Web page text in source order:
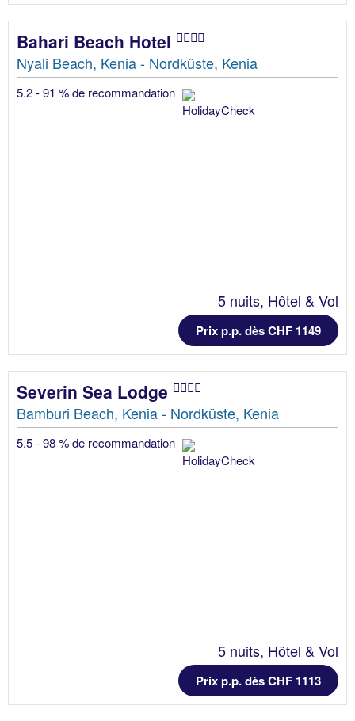
Bahari Beach Hotel
Nyali Beach, Kenia - Nordküste, Kenia
5.2 - 91 % de recommandation
5 nuits, Hôtel & Vol
Prix p.p. dès CHF 1149
Severin Sea Lodge
Bamburi Beach, Kenia - Nordküste, Kenia
5.5 - 98 % de recommandation
5 nuits, Hôtel & Vol
Prix p.p. dès CHF 1113